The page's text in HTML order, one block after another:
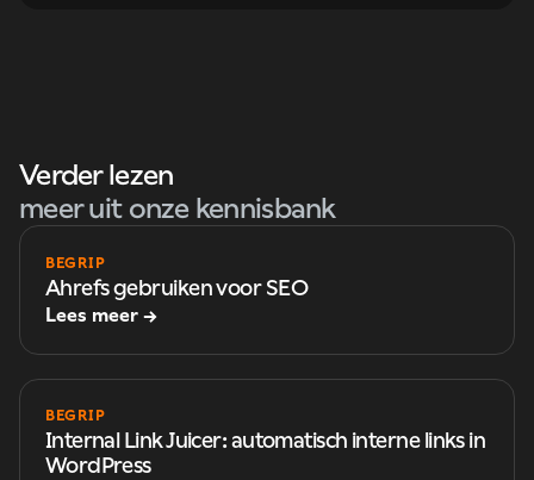
Verder lezen
meer uit onze kennisbank
BEGRIP
Ahrefs gebruiken voor SEO
Lees meer →
BEGRIP
Internal Link Juicer: automatisch interne links in
WordPress